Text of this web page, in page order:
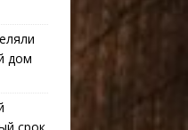
дом